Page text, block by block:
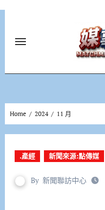
Home 2024 11 月
.產經 新聞來源:點傳媒
By 新聞聯訪中心